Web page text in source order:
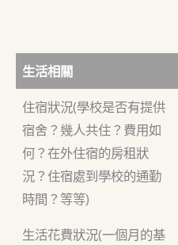
生活相關
住宿狀況(學校是否有提供
宿舍？幾人共住？費用如
何？在外住宿的房租狀
況？住宿處到學校的通勤
時間？等等)
生活花費狀況(一個月的基